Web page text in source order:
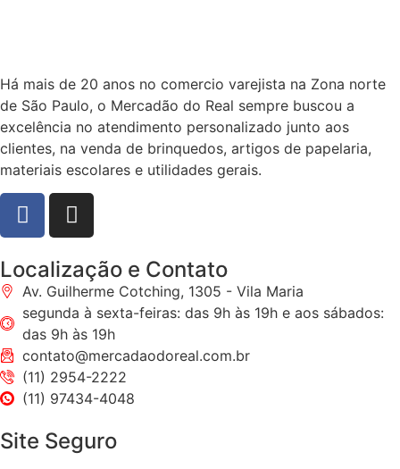
Há mais de 20 anos no comercio varejista na Zona norte
de São Paulo, o Mercadão do Real sempre buscou a
excelência no atendimento personalizado junto aos
clientes, na venda de brinquedos, artigos de papelaria,
materiais escolares e utilidades gerais.
Localização e Contato
Av. Guilherme Cotching, 1305 - Vila Maria
segunda à sexta-feiras: das 9h às 19h e aos sábados:
das 9h às 19h
contato@mercadaodoreal.com.br
(11) 2954-2222
(11) 97434-4048
Site Seguro